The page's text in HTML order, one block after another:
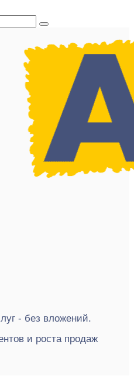
- без вложений.
и роста продаж